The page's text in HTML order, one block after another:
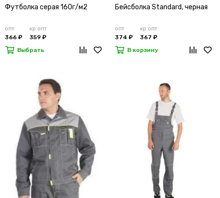
Футболка серая 160г/м2
опт
366 ₽
кр.опт
359 ₽
Выбрать
Бейсболка Standard, черная
опт
374 ₽
кр.опт
367 ₽
В корзину